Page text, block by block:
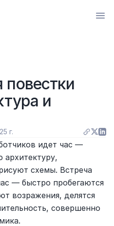
и
г.
идет час —
схемы. Встреча
— быстро пробегаются
возражения, делятся
совершенно